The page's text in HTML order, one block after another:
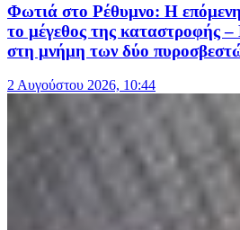
Φωτιά στο Ρέθυμνο: Η
το μέγεθος της καταστροφής
στη μνήμη των δύο
2 Αυγούστου 2026, 10:44